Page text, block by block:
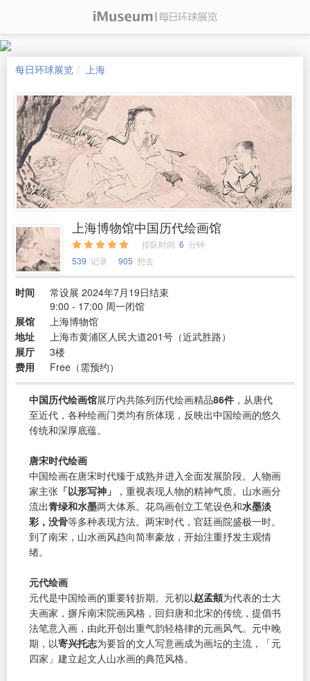
每日环球展览 上海
上海博物馆中国历代绘画馆
排队时间 6 分钟
539 记录 905 想去
时间
常设展 2024年7月19日结束
9:00 - 17:00 周一闭馆
展馆
上海博物馆
地址
上海市黄浦区人民大道201号（近武胜路）
展厅
3楼
费用
Free（需预约）
中国历代绘画馆展厅内共陈列历代绘画精品86件 ，从唐代
至近代，各种绘画门类均有所体现，反映出中国绘画的悠久
传统和深厚底蕴。
唐宋时代绘画
中国绘画在唐宋时代臻于成熟并进入全面发展阶段。人物画
家主张 「以形写神」
，重视表现人物的精神气质。山水画分
流出青绿和水墨两大体系。花鸟画创立工笔设色和水墨淡
彩，没骨等多种表现方法。两宋时代，官廷画院盛极一时。
到了南宋，山水画风趋向简率豪放，开始注重抒发主观情
绪。
元代绘画
元代是中国绘画的重要转折期。元初以赵孟頫为代表的士大
夫画家，摒斥南宋院画风格，回归唐和北宋的传统，提倡书
法笔意入画，由此开创出重气韵轻格律的元画风气。元中晚
期，以寄兴托志为要旨的文人写意画成为画坛的主流，「元
四家」建立起文人山水画的典范风格。